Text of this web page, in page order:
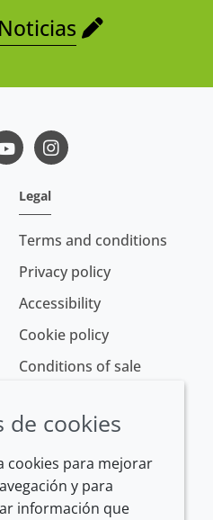
YoutubeInstagram
Legal
Terms and conditions
Privacy policy
Accessibility
Cookie policy
Conditions of sale
de cookies
cookies para mejorar
y para
información que